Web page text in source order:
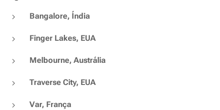
Bangalore, Índia
Finger Lakes, EUA
Melbourne, Austrália
Traverse City, EUA
Var, França